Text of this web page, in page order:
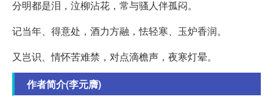
分明都是泪，泣柳沾花，常与骚人伴孤闷。
记当年、得意处，酒力方融，怯轻寒、玉炉香润。
又岂识、情怀苦难禁，对点滴檐声，夜寒灯晕。
作者简介(李元膺)